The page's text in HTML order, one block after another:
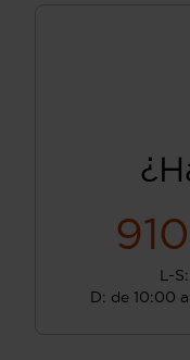
L-
D: de 10:00